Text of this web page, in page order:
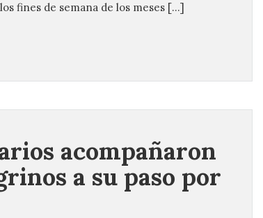
fines de semana de los meses […]
acompañaron
a su paso por